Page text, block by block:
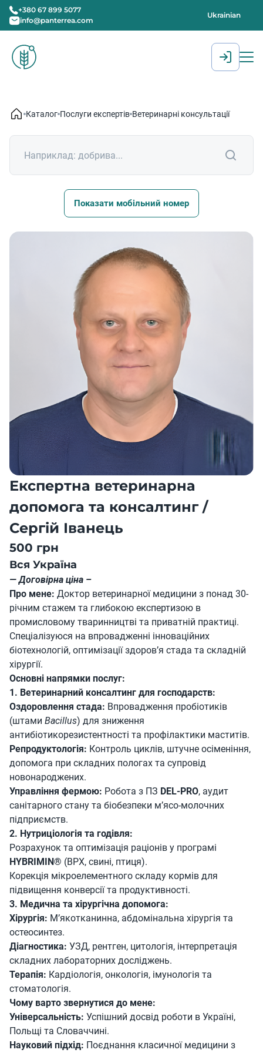
+380 67 899 5077
info@panterrea.com
Ukrainian
Каталог Послуги експертів Ветеринарні консультації
Показати мобільний номер
Експертна ветеринарна
допомога та консалтинг /
Сергій Іванець
500 грн
Вся Україна
— Договірна ціна –
Про мене: Доктор ветеринарної медицини з понад 30-
річним стажем та глибокою експертизою в
промисловому тваринництві та приватній практиці.
Спеціалізуюся на впровадженні інноваційних
біотехнологій, оптимізації здоров’я стада та складній
хірургії.
Основні напрямки послуг:
1. Ветеринарний консалтинг для господарств:
Оздоровлення стада: Впровадження пробіотиків
(штами Bacillus) для зниження
антибіотикорезистентності та профілактики маститів.
Репродуктологія: Контроль циклів, штучне осіменіння,
допомога при складних пологах та супровід
новонароджених.
Управління фермою: Робота з ПЗ DEL-PRO, аудит
санітарного стану та біобезпеки м’ясо-молочних
підприємств.
2. Нутриціологія та годівля:
Розрахунок та оптимізація раціонів у програмі
HYBRIMIN® (ВРХ, свині, птиця).
Корекція мікроелементного складу кормів для
підвищення конверсії та продуктивності.
3. Медична та хірургічна допомога:
Хірургія: М’якотканинна, абдомінальна хірургія та
остеосинтез.
Діагностика: УЗД, рентген, цитологія, інтерпретація
складних лабораторних досліджень.
Терапія: Кардіологія, онкологія, імунологія та
стоматологія.
Чому варто звернутися до мене:
Універсальність: Успішний досвід роботи в Україні,
Польщі та Словаччині.
Науковий підхід: Поєднання класичної медицини з